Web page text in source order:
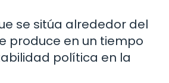
se sitúa alrededor del
produce en un tiempo
política en la